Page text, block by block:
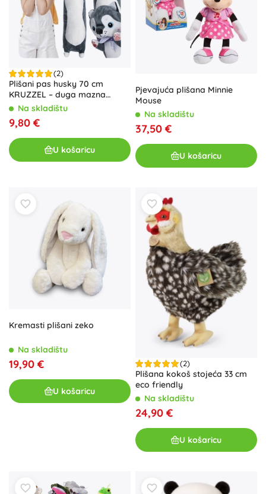
(2)
Plišani pas husky 70 cm
KRUZZEL – duga mazna
igračka i jastuk
Na skladištu
9,80 €
U košaricu
Pjevajuća plišana Minnie
Mouse
Na skladištu
37,50 €
U košaricu
Kremasti plišani zeko
Na skladištu
19,90 €
U košaricu
(2)
Plišana kokoš stojeća 33 cm
eco friendly
Na skladištu
24,90 €
U košaricu